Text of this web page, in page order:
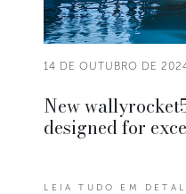
14 DE OUTUBRO DE
New
designed for
LEIA TUDO EM